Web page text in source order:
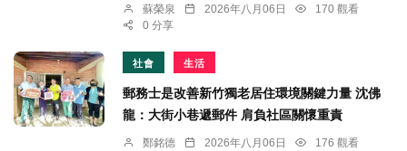
蘇榮泉 2026年八月06日
170 觀看
0 分享
社會 生活
郵務士是改善新竹獨老居住環境關鍵力量 沈佛
龍：大街小巷遞郵件 肩負社區關懷重責
鄭銘德 2026年八月06日
176 觀看